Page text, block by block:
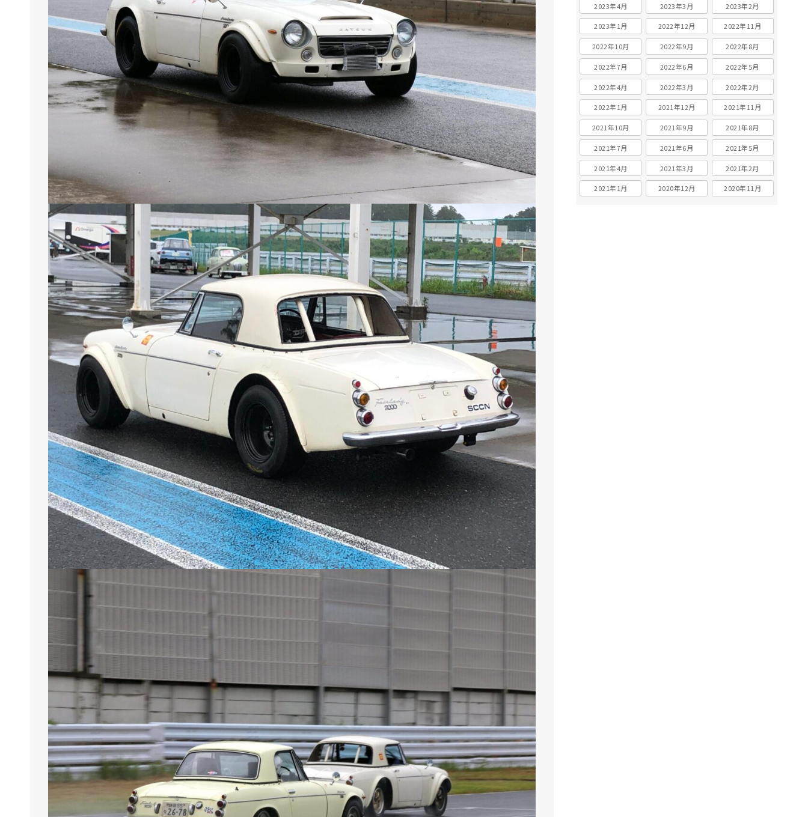
2023年4月 2023年3月 2023年2月
2023年1月 2022年12月 2022年11月
2022年10月 2022年9月 2022年8月
2022年7月 2022年6月 2022年5月
2022年4月 2022年3月 2022年2月
2022年1月 2021年12月 2021年11月
2021年10月 2021年9月 2021年8月
2021年7月 2021年6月 2021年5月
2021年4月 2021年3月 2021年2月
2021年1月 2020年12月 2020年11月